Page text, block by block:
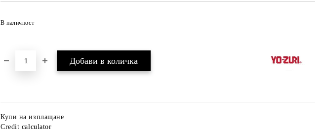
В наличност
Купи на изплащане
Credit calculator